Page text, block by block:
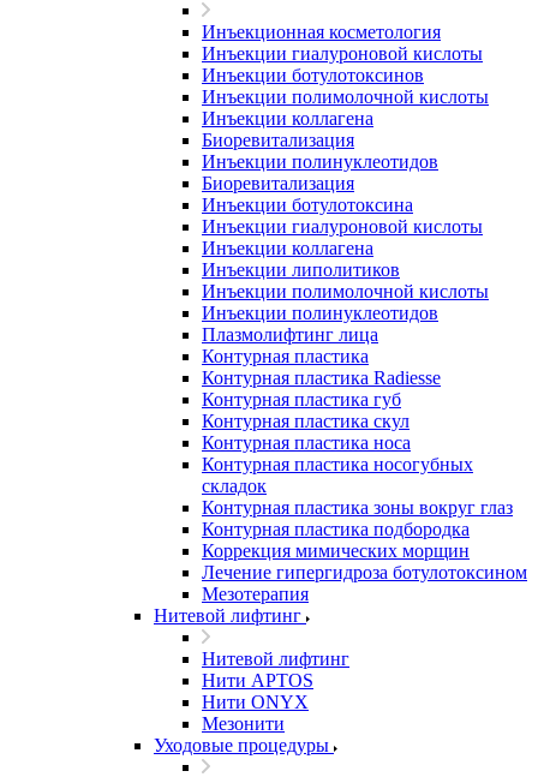
Инъекционная косметология
Инъекции гиалуроновой кислоты
Инъекции ботулотоксинов
Инъекции полимолочной кислоты
Инъекции коллагена
Биоревитализация
Инъекции полинуклеотидов
Биоревитализация
Инъекции ботулотоксина
Инъекции гиалуроновой кислоты
Инъекции коллагена
Инъекции липолитиков
Инъекции полимолочной кислоты
Инъекции полинуклеотидов
Плазмолифтинг лица
Контурная пластика
Контурная пластика Radiesse
Контурная пластика губ
Контурная пластика скул
Контурная пластика носа
Контурная пластика носогубных
складок
Контурная пластика зоны вокруг глаз
Контурная пластика подбородка
Коррекция мимических морщин
Лечение гипергидроза ботулотоксином
Мезотерапия
Нитевой лифтинг
Нитевой лифтинг
Нити APTOS
Нити ONYX
Мезонити
Уходовые процедуры